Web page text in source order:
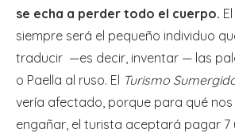
se echa a perder todo el cuerpo.
siempre será el pequeño individuo
traducir —es decir, inventar — las
o Paella al ruso. El Turismo
vería afectado, porque para qué
engañar, el turista aceptará pagar 7